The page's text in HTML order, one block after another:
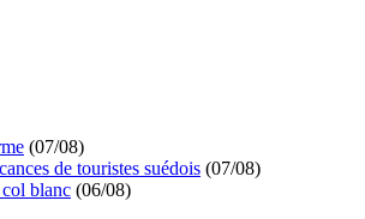
(07/08)
de touristes suédois (07/08)
blanc (06/08)